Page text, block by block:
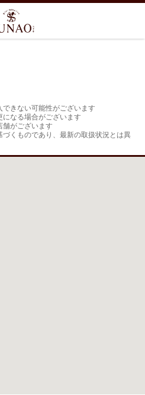
きない可能性がございます
になる場合がございます
舗がございます
くものであり、最新の取扱状況とは異